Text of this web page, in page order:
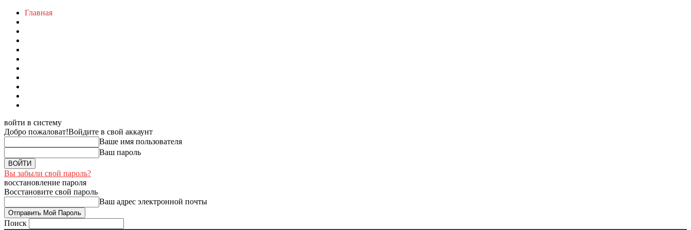
Главная
войти в систему
Добро пожаловат!Войдите в свой аккаунт
Ваше имя пользователя
Ваш пароль
Вы забыли свой пароль?
восстановление пароля
Восстановите свой пароль
Ваш адрес электронной почты
Поиск